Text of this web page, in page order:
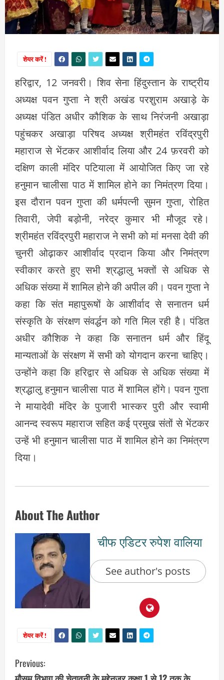
शेयर करें !
हरिद्वार, 12 जनवरी। शिव सेना हिंदुस्तान के राष्ट्रीय
अध्यक्ष पवन गुप्ता ने श्री अखंड परशुराम अखाड़े के
अध्यक्ष पंडित अधीर कौशिक के साथ निरंजनी अखाड़ा
पहुंचकर अखाड़ा परिषद अध्यक्ष श्रीमहंत रविंद्रपुरी
महाराज से भेंटकर आशीर्वाद लिया और 24 फ़रवरी को
दक्षिण काली मंदिर पटियाला में आयोजित किए जा रहे
हनुमान चालीसा पाठ में शामिल होने का निमंत्रण दिया।
इस दौरान पवन गुप्ता की धर्मपत्नी सुमन गुप्ता, रोहित
तिवारी, जेपी बड़ोनी, नरेद्र कुमार भी मौजूद रहे।
श्रीमहंत रविंद्रपुरी महाराज ने सभी को मां मनसा देवी की
चुनरी ओढ़ाकर आशीर्वाद प्रदान किया और निमंत्रण
स्वीकार करते हुए सभी श्रद्धालु भक्तों से अधिक से
अधिक संख्या में शामिल होने की अपील की। पवन गुप्ता ने
कहा कि संत महापुरूषों के आशीर्वाद से सनातन धर्म
संस्कृति के संरक्षण संवर्द्धन को गति मिल रही है। पंडित
अधीर कौशिक ने कहा कि सनातन धर्म और हिंदू
मान्यताओं के संरक्षण में सभी को योगदान करना चाहिए।
उन्होंने कहा कि हरिद्वार से अधिक से अधिक संख्या में
श्रद्धालु हनुमान चालीसा पाठ में शामिल होंगे। पवन गुप्ता
ने मायादेवी मंदिर के पुजारी भास्कर पुरी और स्वामी
आनन्द स्वरूप महाराज सहित कई प्रमुख संतों से भेंटकर
उन्हें भी हनुमान चालीसा पाठ में शामिल होने का निमंत्रण
दिया।
About The Author
चीफ एडिटर रुपेश वालिया
See author's posts
शेयर करें !
C
Previous: